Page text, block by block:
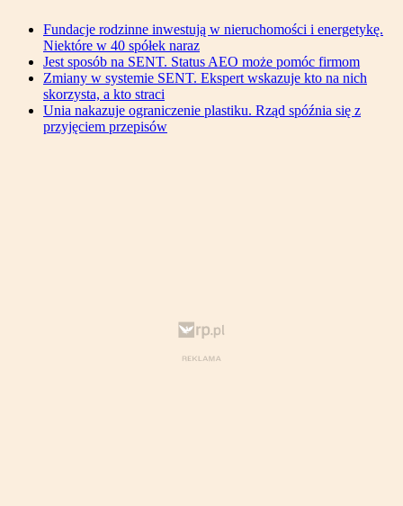
Fundacje rodzinne inwestują w nieruchomości i energetykę.
Niektóre w 40 spółek naraz
Jest sposób na SENT. Status AEO może pomóc firmom
Zmiany w systemie SENT. Ekspert wskazuje kto na nich
skorzysta, a kto straci
Unia nakazuje ograniczenie plastiku. Rząd spóźnia się z
przyjęciem przepisów